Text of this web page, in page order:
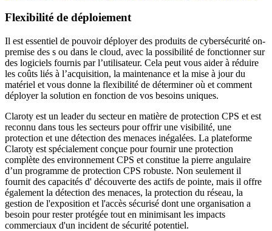
Flexibilité de déploiement
Il est essentiel de pouvoir déployer des produits de cybersécurité on-
premise des s ou dans le cloud, avec la possibilité de fonctionner sur
des logiciels fournis par l’utilisateur. Cela peut vous aider à réduire
les coûts liés à l’acquisition, la maintenance et la mise à jour du
matériel et vous donne la flexibilité de déterminer où et comment
déployer la solution en fonction de vos besoins uniques.
Claroty est un leader du secteur en matière de protection CPS et est
reconnu dans tous les secteurs pour offrir une visibilité, une
protection et une détection des menaces inégalées. La plateforme
Claroty est spécialement conçue pour fournir une protection
complète des environnement CPS et constitue la pierre angulaire
d’un programme de protection CPS robuste. Non seulement il
fournit des capacités d' découverte des actifs de pointe, mais il offre
également la détection des menaces, la protection du réseau, la
gestion de l'exposition et l'accès sécurisé dont une organisation a
besoin pour rester protégée tout en minimisant les impacts
commerciaux d'un incident de sécurité potentiel.